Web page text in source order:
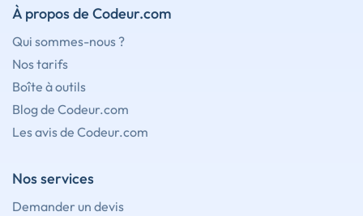
À propos de Codeur.com
Qui sommes-nous ?
Nos tarifs
Boîte à outils
Blog de Codeur.com
Les avis de Codeur.com
Nos services
Demander un devis